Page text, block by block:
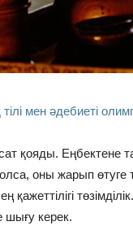
мен әдебиеті
қояды. Еңбектене
оны жарып
қажеттілігі
шығу керек.